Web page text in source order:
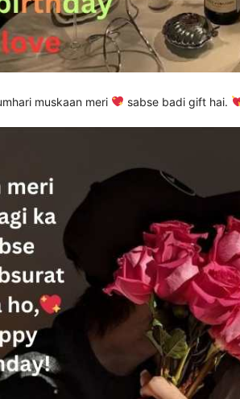
muskaan meri sabse badi gift hai.